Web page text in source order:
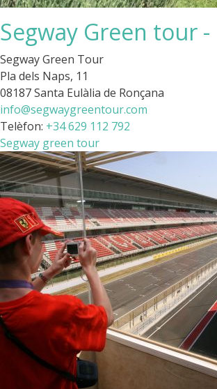
Segway Green tour -
Segway Green Tour
Pla dels Naps, 11
08187 Santa Eulàlia de Ronçana
info@segwaygreentour.com
Telèfon: +34 629 112 792
Segway green tour